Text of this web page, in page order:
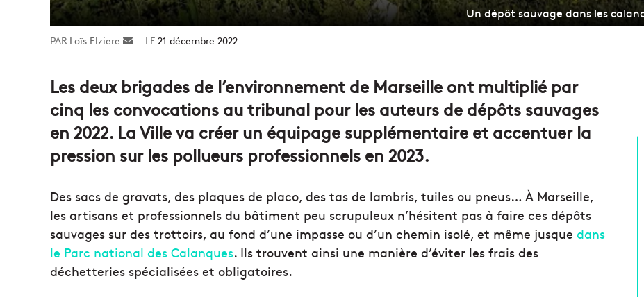
Un dépôt sauvage dans les
Loïs Elziere
Envoyer21 décembre 2022
Les deux brigades de l’environnement de Marseille ont multiplié par
cinq les convocations au tribunal pour les auteurs de dépôts sauvages
en 2022. La Ville va créer un équipage supplémentaire et accentuer la
pression sur les pollueurs professionnels en 2023.
Des sacs de gravats, des plaques de placo, des tas de lambris, tuiles ou pneus… À Marseille,
les artisans et professionnels du bâtiment peu scrupuleux n’hésitent pas à faire ces dépôts
sauvages sur des trottoirs, au fond d’une impasse ou d’un chemin isolé, et même jusque dans
le Parc national des Calanques. Ils trouvent ainsi une manière d’éviter les frais des
déchetteries spécialisées et obligatoires.